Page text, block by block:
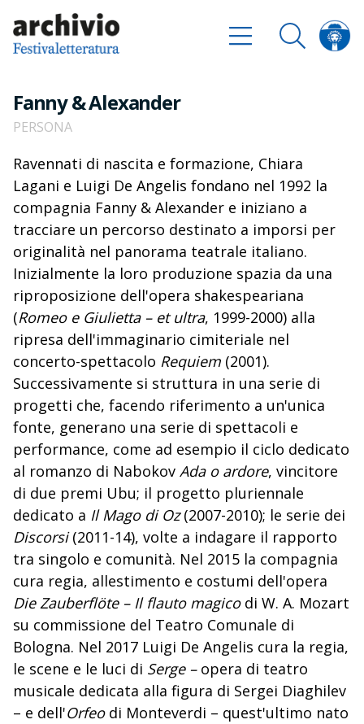
Fanny & Alexander
PERSONA
Ravennati di nascita e formazione, Chiara
Lagani e Luigi De Angelis fondano nel 1992 la
compagnia Fanny & Alexander e iniziano a
tracciare un percorso destinato a imporsi per
originalità nel panorama teatrale italiano.
Inizialmente la loro produzione spazia da una
riproposizione dell'opera shakespeariana
(Romeo e Giulietta – et ultra, 1999-2000) alla
ripresa dell'immaginario cimiteriale nel
concerto-spettacolo Requiem (2001).
Successivamente si struttura in una serie di
progetti che, facendo riferimento a un'unica
fonte, generano una serie di spettacoli e
performance, come ad esempio il ciclo dedicato
al romanzo di Nabokov Ada o ardore, vincitore
di due premi Ubu; il progetto pluriennale
dedicato a Il Mago di Oz(2007-2010); le serie dei
Discorsi(2011-14), volte a indagare il rapporto
tra singolo e comunità. Nel 2015 la compagnia
cura regia, allestimento e costumi dell'opera
Die Zauberflöte – Il flauto magicodi W. A. Mozart
su commissione del Teatro Comunale di
Bologna. Nel 2017 Luigi De Angelis cura la regia,
le scene e le luci di Serge – opera di teatro
musicale dedicata alla figura di Sergei Diaghilev
– e dell'Orfeodi Monteverdi – quest'ultimo nato